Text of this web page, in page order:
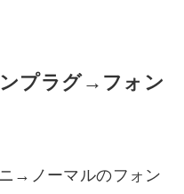
プラグ→フォン
→ノーマルのフォン